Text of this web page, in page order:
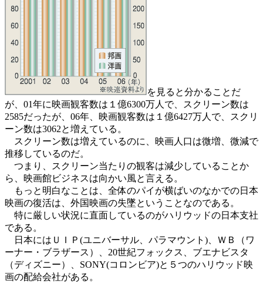
を見ると分かることだ
が、01年に映画観客数は１億6300万人で、スクリーン数は
2585だったが、06年、映画観客数は１億6427万人で、スクリ
ーン数は3062と増えている。
スクリーン数は増えているのに、映画人口は微増、微減で
推移しているのだ。
つまり、スクリーン当たりの観客は減少していることか
ら、映画館ビジネスは向かい風と言える。
もっと明白なことは、全体のパイが横ばいのなかでの日本
映画の復活は、外国映画の失墜ということなのである。
特に厳しい状況に直面しているのがハリウッドの日本支社
である。
日本にはＵＩＰ(ユニバーサル、パラマウント)、ＷＢ（ワ
ーナー・ブラザース）、20世紀フォックス、ブエナビスタ
（ディズニー）、SONY(コロンビア)と５つのハリウッド映
画の配給会社がある。